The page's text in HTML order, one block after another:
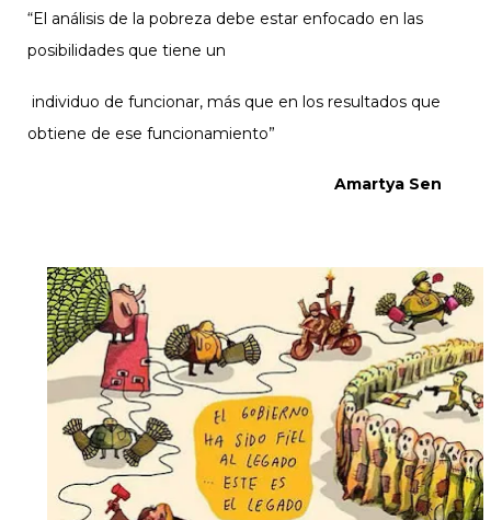
“El análisis de la pobreza debe estar enfocado en las
posibilidades que tiene un
individuo de funcionar, más que en los resultados que
obtiene de ese funcionamiento”
Amartya Sen